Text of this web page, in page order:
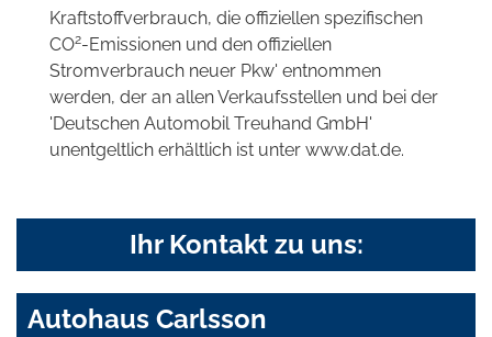
Kraftstoffverbrauch, die offiziellen spezifischen
CO2-Emissionen und den offiziellen
Stromverbrauch neuer Pkw' entnommen
werden, der an allen Verkaufsstellen und bei der
'Deutschen Automobil Treuhand GmbH'
unentgeltlich erhältlich ist unter www.dat.de.
Ihr Kontakt zu uns:
Autohaus Carlsson